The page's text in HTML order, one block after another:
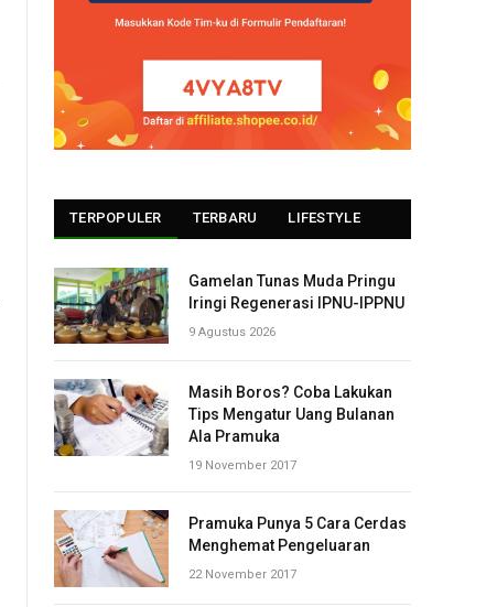
TERPOPULER TERBARU LIFESTYLE
Gamelan Tunas Muda Pringu
Iringi Regenerasi IPNU-IPPNU
9 Agustus 2026
Masih Boros? Coba Lakukan
Tips Mengatur Uang Bulanan
Ala Pramuka
19 November 2017
Pramuka Punya 5 Cara Cerdas
Menghemat Pengeluaran
22 November 2017